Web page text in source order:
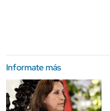
Informate más